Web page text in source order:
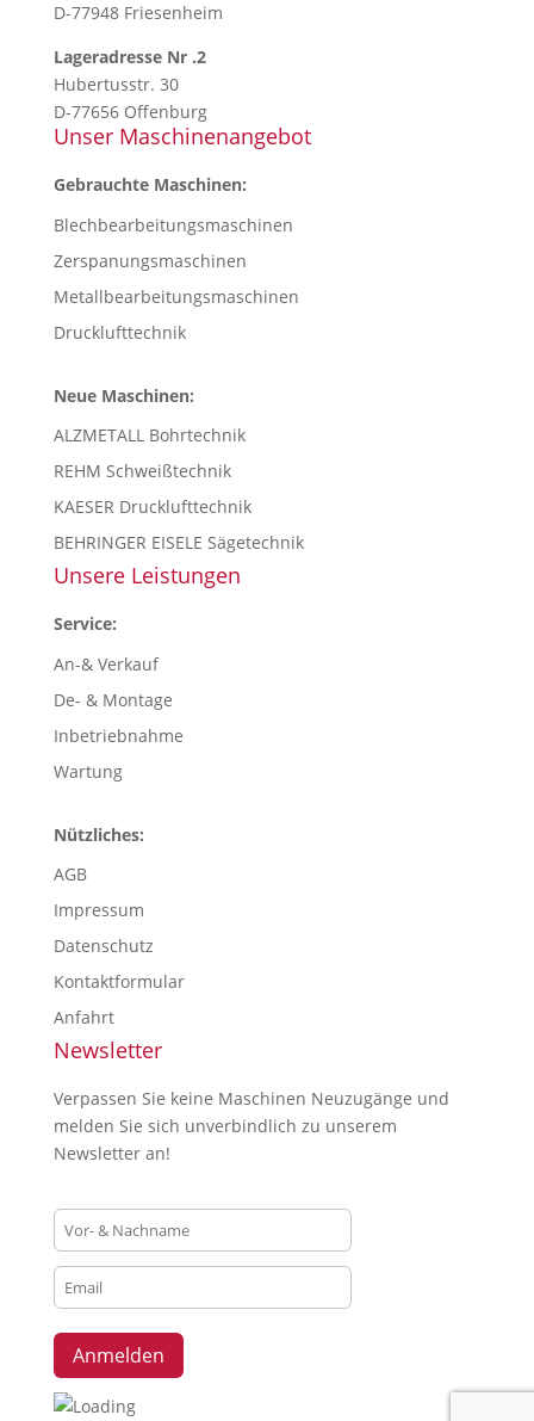
D-77948 Friesenheim
Lageradresse Nr .2
Hubertusstr. 30
D-77656 Offenburg
Unser Maschinenangebot
Gebrauchte Maschinen:
Blechbearbeitungsmaschinen
Zerspanungsmaschinen
Metallbearbeitungsmaschinen
Drucklufttechnik
Neue Maschinen:
ALZMETALL Bohrtechnik
REHM Schweißtechnik
KAESER Drucklufttechnik
BEHRINGER EISELE Sägetechnik
Unsere Leistungen
Service:
An-& Verkauf
De- & Montage
Inbetriebnahme
Wartung
Nützliches:
AGB
Impressum
Datenschutz
Kontaktformular
Anfahrt
Newsletter
Verpassen Sie keine Maschinen Neuzugänge und
melden Sie sich unverbindlich zu unserem
Newsletter an!